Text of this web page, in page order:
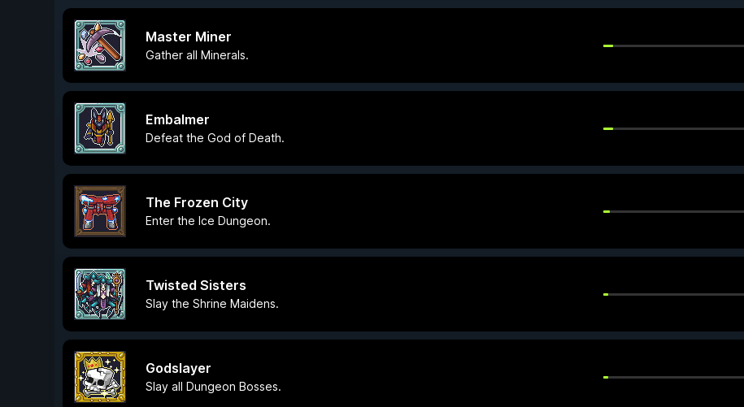
Master Miner
Gather all Minerals.
Embalmer
Defeat the God of Death.
The Frozen City
Enter the Ice Dungeon.
Twisted Sisters
Slay the Shrine Maidens.
Godslayer
Slay all Dungeon Bosses.